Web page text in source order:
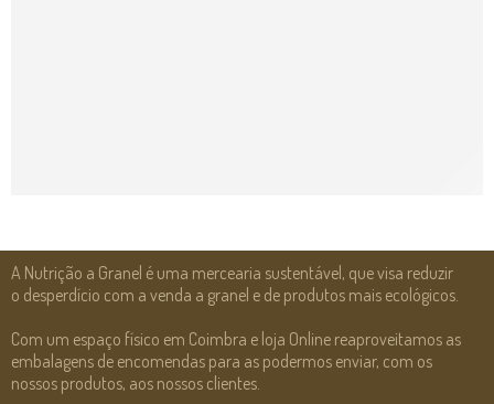
A Nutrição a Granel é uma mercearia sustentável, que visa reduzir
o desperdício com a venda a granel e de produtos mais ecológicos.
Com um espaço físico em Coimbra e loja Online reaproveitamos as
embalagens de encomendas para as podermos enviar, com os
nossos produtos, aos nossos clientes.